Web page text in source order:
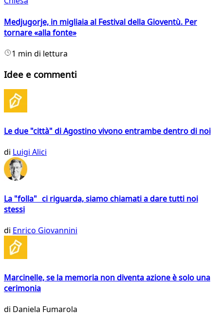
Medjugorje, in migliaia al Festival della Gioventù. Per
tornare «alla fonte»
1 min di lettura
Idee e commenti
Le due "città" di Agostino vivono entrambe dentro di noi
di Luigi Alici
La "folla" ci riguarda, siamo chiamati a dare tutti noi
stessi
di Enrico Giovannini
Marcinelle, se la memoria non diventa azione è solo una
cerimonia
di Daniela Fumarola